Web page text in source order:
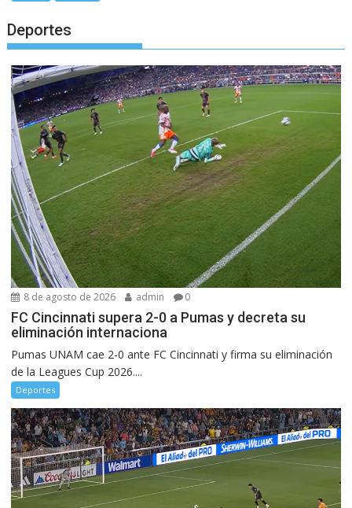
Deportes
8 de agosto de 2026 admin 0
FC Cincinnati supera 2-0 a Pumas y decreta su
eliminación internaciona
Pumas UNAM cae 2-0 ante FC Cincinnati y firma su eliminación
de la Leagues Cup 2026....
Deportes